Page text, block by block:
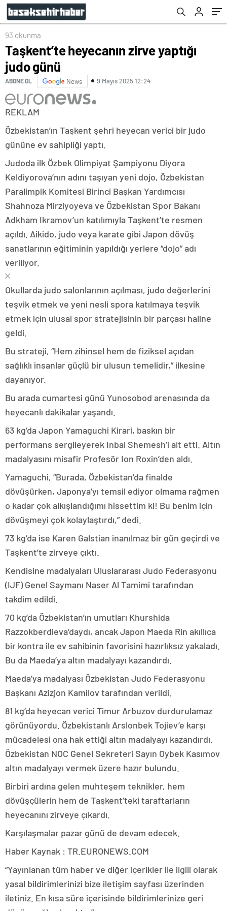
93 okunma
Taşkent’te heyecanın zirve yaptığı
judo günü
ABONE OL News 9 Mayıs 2025 12:24
REKLAM
Özbekistan’ın Taşkent şehri heyecan verici bir judo
gününe ev sahipliği yaptı.
Judoda ilk Özbek Olimpiyat Şampiyonu Diyora
Keldiyorova’nın adını taşıyan yeni dojo, Özbekistan
Paralimpik Komitesi Birinci Başkan Yardımcısı
Shahnoza Mirziyoyeva ve Özbekistan Spor Bakanı
Adkham Ikramov’un katılımıyla Taşkent’te resmen
açıldı. Aikido, judo veya karate gibi Japon dövüş
sanatlarının eğitiminin yapıldığı yerlere “dojo” adı
veriliyor.
Okullarda judo salonlarının açılması, judo değerlerini
teşvik etmek ve yeni nesli spora katılmaya teşvik
etmek için ulusal spor stratejisinin bir parçası haline
geldi.
Bu strateji, “Hem zihinsel hem de fiziksel açıdan
sağlıklı insanlar güçlü bir ulusun temelidir,” ilkesine
dayanıyor.
Bu arada cumartesi günü Yunosobod arenasında da
heyecanlı dakikalar yaşandı.
63 kg’da Japon Yamaguchi Kirari, baskın bir
performans sergileyerek Inbal Shemesh’i alt etti. Altın
madalyasını misafir Profesör Ion Roxin’den aldı.
Yamaguchi, “Burada, Özbekistan’da finalde
dövüşürken, Japonya’yı temsil ediyor olmama rağmen
o kadar çok alkışlandığımı hissettim ki! Bu benim için
dövüşmeyi çok kolaylaştırdı,” dedi.
73 kg’da ise Karen Galstian inanılmaz bir gün geçirdi ve
Taşkent’te zirveye çıktı.
Kendisine madalyaları Uluslararası Judo Federasyonu
(IJF) Genel Saymanı Naser Al Tamimi tarafından
takdim edildi.
70 kg’da Özbekistan’ın umutları Khurshida
Razzokberdieva’daydı, ancak Japon Maeda Rin akıllıca
bir kontra ile ev sahibinin favorisini hazırlıksız yakaladı.
Bu da Maeda’ya altın madalyayı kazandırdı.
Maeda’ya madalyası Özbekistan Judo Federasyonu
Başkanı Azizjon Kamilov tarafından verildi.
81 kg’da heyecan verici Timur Arbuzov durdurulamaz
görünüyordu. Özbekistanlı Arslonbek Tojiev’e karşı
mücadelesi ona hak ettiği altın madalyayı kazandırdı.
Özbekistan NOC Genel Sekreteri Sayın Oybek Kasımov
altın madalyayı vermek üzere hazır bulundu.
Birbiri ardına gelen muhteşem teknikler, hem
dövüşçülerin hem de Taşkent’teki taraftarların
heyecanını zirveye çıkardı.
Karşılaşmalar pazar günü de devam edecek.
Haber Kaynak : TR.EURONEWS.COM
“Yayınlanan tüm haber ve diğer içerikler ile ilgili olarak
yasal bildirimlerinizi bize iletişim sayfası üzerinden
iletiniz. En kısa süre içerisinde bildirimlerinize geri